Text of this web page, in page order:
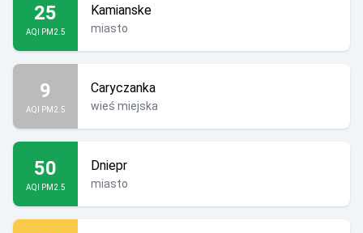
25
AQI PM2.5
Kamianske
miasto
9
AQI PM2.5
Caryczanka
wieś miejska
50
AQI PM2.5
Dniepr
miasto